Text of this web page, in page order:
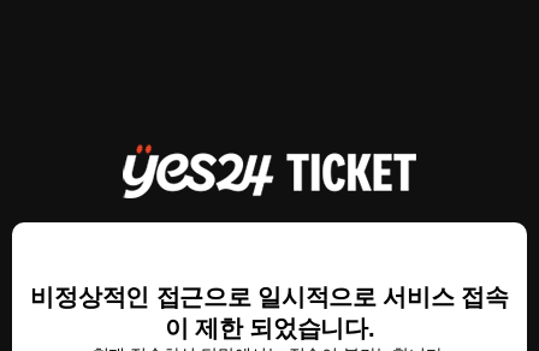
비정상적인 접근으로 일시적으로 서비스 접속
이 제한 되었습니다.